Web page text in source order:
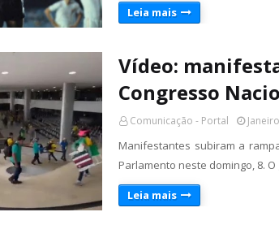
Leia mais
Vídeo:
Congresso
Comunicação - Portal
Manifestantes subiram a
Parlamento neste domingo, 8.
Leia mais